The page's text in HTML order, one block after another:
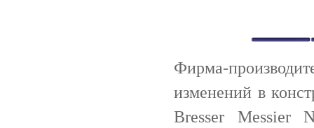
Фирма-
изменений в
Bresser Messier